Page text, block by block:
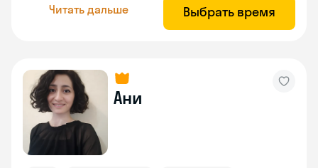
Читать дальше Выбрать время
Ани